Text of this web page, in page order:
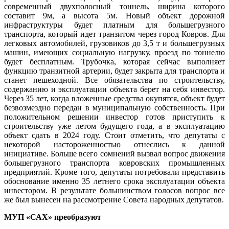
современный двухполосный тоннель, ширина которого
составит 9м, а высота 5м. Новый объект дорожной
инфраструктуры будет платным для большегрузного
транспорта, который идет транзитом через город Ковров. Для
легковых автомобилей, грузовиков до 3,5 т и большегрузных
машин, имеющих социальную нагрузку, проезд по тоннелю
будет бесплатным. Трубочка, которая сейчас выполняет
функцию транзитной артерии, будет закрыта для транспорта и
станет пешеходной. Все обязательства по строительству,
содержанию и эксплуатации объекта берет на себя инвестор.
Через 35 лет, когда вложенные средства окупятся, объект будет
безвозмездно передан в муниципальную собственность. При
положительном решении инвестор готов приступить к
строительству уже летом будущего года, а в эксплуатацию
объект сдать в 2024 году. Стоит отметить, что депутаты с
некоторой настороженностью отнеслись к данной
инициативе. Больше всего сомнений вызвал вопрос движения
большегрузного транспорта ковровских промышленных
предприятий. Кроме того, депутаты потребовали представить
обоснование именно 35 летнего срока эксплуатации объекта
инвестором. В результате большинством голосов вопрос все
же был вынесен на рассмотрение Совета народных депутатов.
МУП «САХ» преобразуют